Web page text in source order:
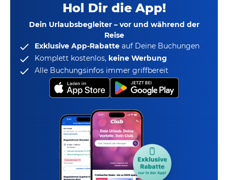
Hol Dir die App!
Dein Urlaubsbegleiter – vor und während der
Reise
Exklusive App-Rabatte auf Deine Buchungen
Komplett kostenlos, keine Werbung
Alle Buchungsinfos immer griffbereit